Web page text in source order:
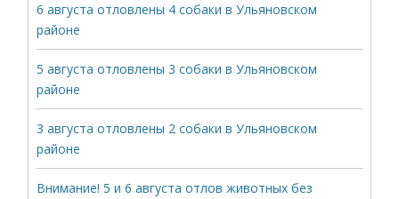
6 августа отловлены 4 собаки в Ульяновском
районе
5 августа отловлены 3 собаки в Ульяновском
районе
3 августа отловлены 2 собаки в Ульяновском
районе
Внимание! 5 и 6 августа отлов животных без